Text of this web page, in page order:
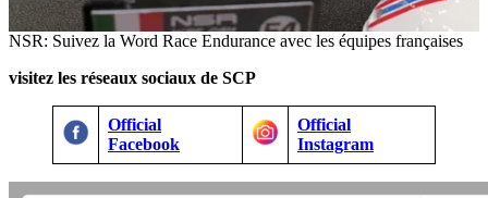
NSR: Suivez la Word Race Endurance avec les équipes françaises
visitez les réseaux sociaux de SCP
Official
Facebook
Official
Instagram